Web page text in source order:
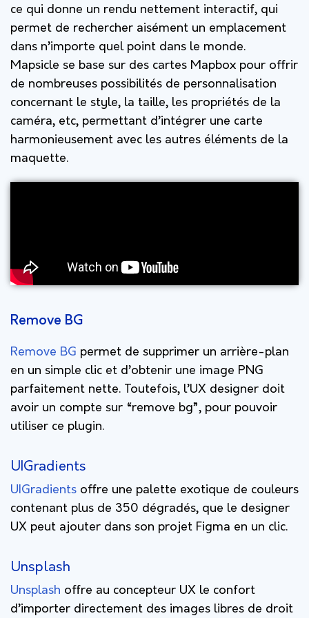
ce qui donne un rendu nettement interactif, qui
permet de rechercher aisément un emplacement
dans n’importe quel point dans le monde.
Mapsicle se base sur des cartes Mapbox pour offrir
de nombreuses possibilités de personnalisation
concernant le style, la taille, les propriétés de la
caméra, etc, permettant d’intégrer une carte
harmonieusement avec les autres éléments de la
maquette.
Remove BG
Remove BG permet de supprimer un arrière-plan
en un simple clic et d’obtenir une image PNG
parfaitement nette. Toutefois, l’UX designer doit
avoir un compte sur “remove bg”, pour pouvoir
utiliser ce plugin.
UIGradients
UIGradients offre une palette exotique de couleurs
contenant plus de 350 dégradés, que le designer
UX peut ajouter dans son projet Figma en un clic.
Unsplash
Unsplash offre au concepteur UX le confort
d’importer directement des images libres de droit